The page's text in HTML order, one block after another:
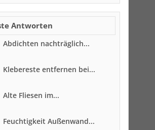
Antworten
Abdichten nachträglich...
Klebereste entfernen bei...
Alte Fliesen im...
Feuchtigkeit Außenwand...